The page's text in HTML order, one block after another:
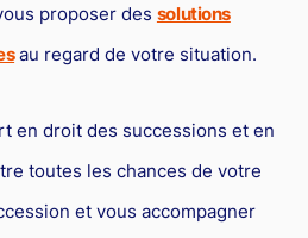
proposer des solutions
au regard de votre situation.
en droit des successions et en
toutes les chances de votre
et vous accompagner